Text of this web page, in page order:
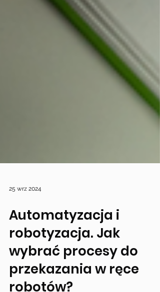
25 wrz 2024
Automatyzacja i
robotyzacja. Jak